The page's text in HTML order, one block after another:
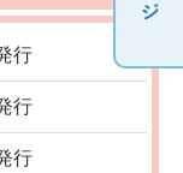
行
行
行